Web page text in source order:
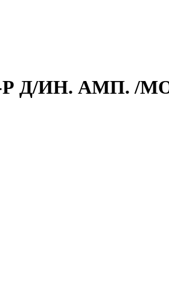
Д/ИН. АМП. /